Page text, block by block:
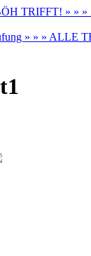
TRIFFT! » »
» » » ALLE